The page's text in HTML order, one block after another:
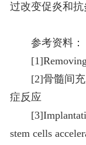
过改变促炎和抗
参考资料：
[2]骨髓间
症反应
stem cells